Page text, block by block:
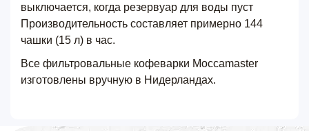
выключается, когда резервуар для воды пуст
Производительность составляет примерно 144
чашки (15 л) в час.
Все фильтровальные кофеварки Moccamaster
изготовлены вручную в Нидерландах.